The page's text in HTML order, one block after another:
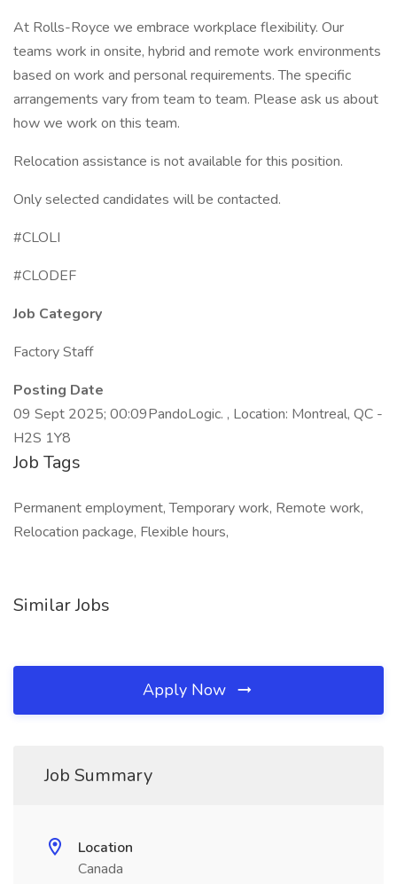
At Rolls-Royce we embrace workplace flexibility. Our
teams work in onsite, hybrid and remote work environments
based on work and personal requirements. The specific
arrangements vary from team to team. Please ask us about
how we work on this team.
Relocation assistance is not available for this position.
Only selected candidates will be contacted.
#CLOLI
#CLODEF
Job Category
Factory Staff
Posting Date
09 Sept 2025; 00:09PandoLogic. , Location: Montreal, QC -
H2S 1Y8
Job Tags
Permanent employment, Temporary work, Remote work,
Relocation package, Flexible hours,
Similar Jobs
Apply Now
Job Summary
Location
Canada